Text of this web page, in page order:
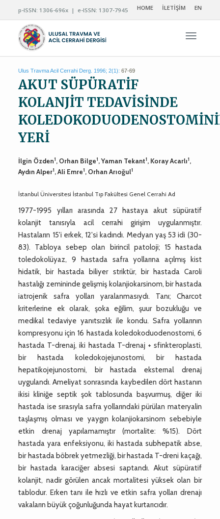
p-ISSN: 1306-696x | e-ISSN: 1307-7945 HOME İLETİŞİM EN
Ulus Travma Acil Cerrahi Derg. 1996; 2(1): 67-69
AKUT SÜPÜRATİF
KOLANJİT TEDAVİSİNDE
YERİ
İlgin Özden1, Orhan Bilge1, Yaman Tekant1, Koray Acarlı1,
Aydın Alper1, Ali Emre1, Orhan Arıoğul1
İstanbul Üniversitesi İstanbul Tıp Fakültesi Genel Cerrahi Ad
1977-1995 yılları arasında 27 hastaya akut süpüratif
kolanjit tanısıyla acil cerrahi girişim uygulanmıştır.
Hastaların 15'i erkek, 12'si kadındı. Medyan yaş 53 idi (30-
83). Tabloya sebep olan birincil patoloji; 15 hastada
toledokolüyaz, 9 hastada safra yollarına açılmış kist
hidatik, bir hastada biliyer striktür, bir hastada Caroli
hastalığı zemininde gelişmiş kolanjiokarsinom, bir hastada
iatrojenik safra yolları yaralanmasıydı. Tanı; Charcot
kriterlerine ek olarak, şoka eğilim, şuur bozukluğu ve
medikal tedaviye yanıtsızlık ile kondu. Safra yollarının
kompresyonu için 16 hastada koledokoduodenostomi, 6
hastada T-drenaj, iki hastada T-drenaj + sfinkteroplasti,
bir hastada koledokojejunostomi, bir hastada
hepatikojejunostomi, bir hastada eksternal drenaj
uygulandı. Ameliyat sonrasında kaybedilen dört hastanın
ikisi kliniğe septik şok tablosunda başvurmuş, diğer iki
hastada ise sırasıyla safra yollarındaki pürülan materyalin
taşlaşmış olması ve yaygın kolanjiokarsinom sebebiyle
etkin drenaj yapılamamıştır (mortalite: %15). Dört
hastada yara enfeksiyonu, iki hastada subhepatik abse,
bir hastada böbrek yetmezliği, bir hastada T-dreni kaçağı,
bir hastada karaciğer absesi saptandı. Akut süpüratif
kolanjit, nadir görülen ancak mortalitesi yüksek olan bir
tablodur. Erken tanı ile hızlı ve etkin safra yolları drenajı
vakaların büyük çoğunluğunda hayat kurtarıcıdır.